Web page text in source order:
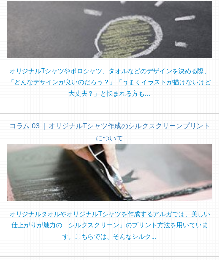
オリジナルTシャツやポロシャツ、タオルなどのデザインを決める際、
「どんなデザインが良いのだろう？」「うまくイラストが描けないけど
大丈夫？」と悩まれる方も...
コラム.03 ｜オリジナルTシャツ作成のシルクスクリーンプリント
について
オリジナルタオルやオリジナルTシャツを作成するアルガでは、美しい
仕上がりが魅力の「シルクスクリーン」のプリント方法を用いていま
す。こちらでは、そんなシルク...